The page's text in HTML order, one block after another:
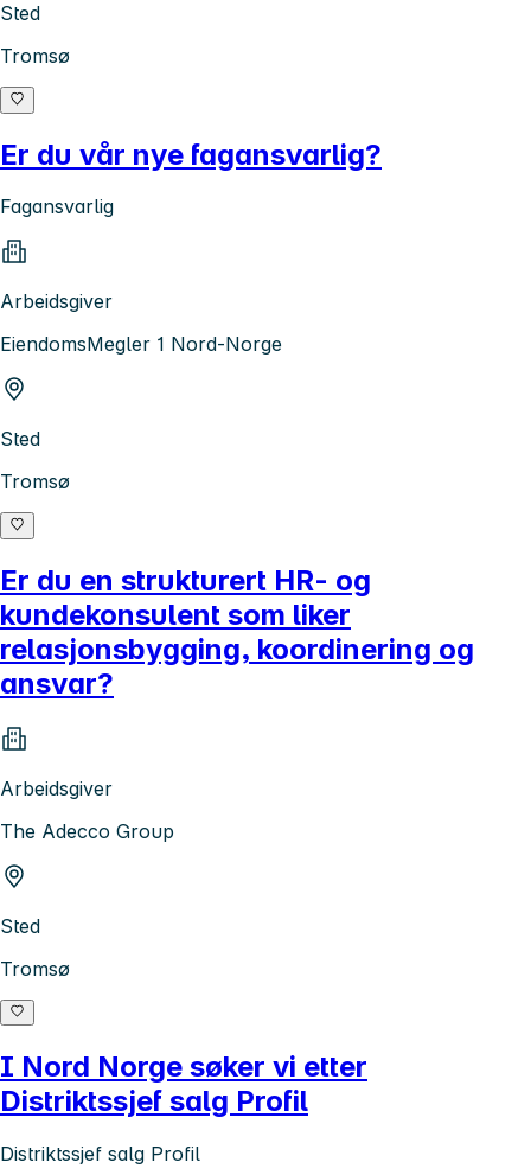
Sted
Tromsø
Er du vår nye fagansvarlig?
Fagansvarlig
Arbeidsgiver
EiendomsMegler 1 Nord-Norge
Sted
Tromsø
Er du en strukturert HR- og
kundekonsulent som liker
relasjonsbygging, koordinering og
ansvar?
Arbeidsgiver
The Adecco Group
Sted
Tromsø
I Nord Norge søker vi etter
Distriktssjef salg Profil
Distriktssjef salg Profil